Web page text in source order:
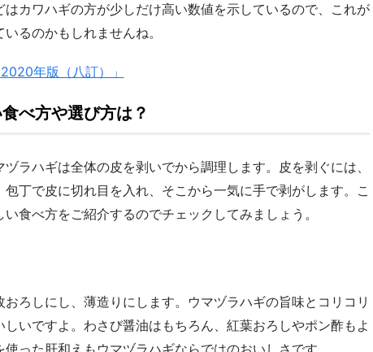
カワハギの方が少しだけ高い数値を示しているので、これが
るのかもしれませんね。
年版（八訂）」
べ方や選び方は？
ラハギは全体の皮を剥いでから調理します。皮を剥ぐには、
丁で皮に切れ目を入れ、そこから一気に手で剥がします。こ
食べ方をご紹介するのでチェックしてみましょう。
ろしにし、薄造りにします。ウマヅラハギの旨味とコリコリ
いですよ。わさび醤油はもちろん、紅葉おろしやポン酢もよ
った肝和えもウマヅラハギならではのおいしさです。